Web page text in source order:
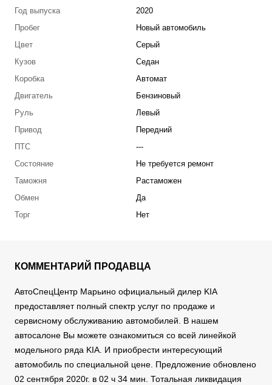
Год выпуска
2020
Пробег
Новый автомобиль
Цвет
Серый
Кузов
Седан
Коробка
Автомат
Двигатель
Бензиновый
Руль
Левый
Привод
Передний
ПТС
---
Состояние
Не требуется ремонт
Таможня
Растаможен
Обмен
Да
Торг
Нет
КОММЕНТАРИЙ ПРОДАВЦА
АвтоСпецЦентр Марьино официальный дилер KIA
предоставляет полный спектр услуг по продаже и
сервисному обслуживанию автомобилей. В нашем
автосалоне Вы можете ознакомиться со всей линейкой
модельного ряда KIA. И приобрести интересующий
автомобиль по специальной цене. Предложение обновлено
02 сентября 2020г. в 02 ч 34 мин. Тотальная ликвидация